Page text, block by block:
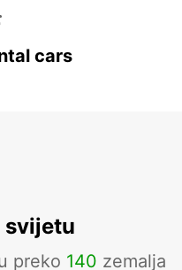
cars
svijetu
preko 140 zemalja